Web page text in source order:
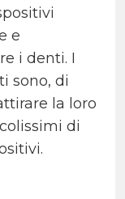
e
i denti. I
sono, di
la loro
di